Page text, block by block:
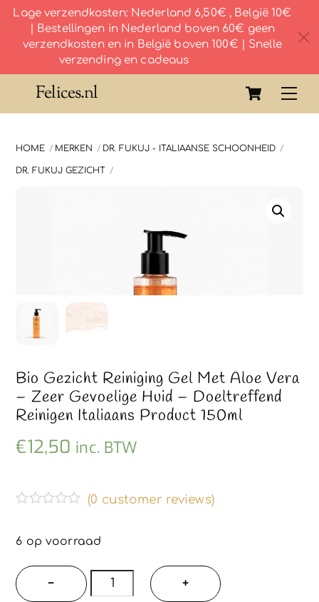
Lage verzendkosten: Nederland 6,50€ , België 10€
| Bestellingen in Nederland boven 60€ geen
verzendkosten en in België boven 100€ | Snelle
verzending en cadeaus
c
Cart
Felices.nl
HOME MERKEN DR. FUKUJ - ITALIAANSE SCHOONHEID
DR. FUKUJ GEZICHT
Bio Gezicht Reiniging Gel Met Aloe Vera
– Zeer Gevoelige Huid – Doeltreffend
Reinigen Italiaans Product 150ml
€12,50 inc. BTW
w
r
d
e
(0 customer reviews)
6 op voorraad
−
Bio
Gezicht
+